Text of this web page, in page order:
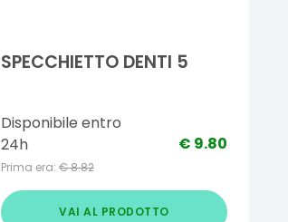
SPECCHIETTO DENTI 5
Disponibile entro
24h
Prima era: €8.82
€ 9.80
VAI AL PRODOTTO